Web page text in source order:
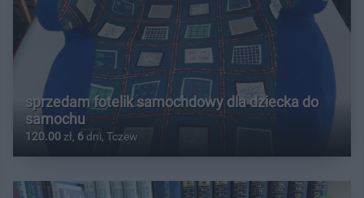
sprzedam fotelik samochdowy dla dziecka do
samochu
120.00 zł, 6 dni, Tczew